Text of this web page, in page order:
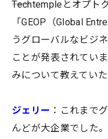
――Techtempleとオプト
「GEOP（Global
うグローバルなビジ
ことが発表されてい
みについて教えてい
ジェリー ：これまで
んどが大企業でした